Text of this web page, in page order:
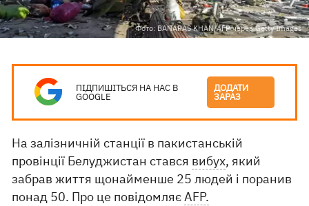
Фото: BANARAS KHAN/AFP через Getty Images
ПІДПИШІТЬСЯ НА НАС В
GOOGLE
ДОДАТИ
ЗАРАЗ
На залізничній станції в пакистанській
провінції Белуджистан стався вибух, який
забрав життя щонайменше 25 людей і поранив
понад 50. Про це повідомляєAFP.